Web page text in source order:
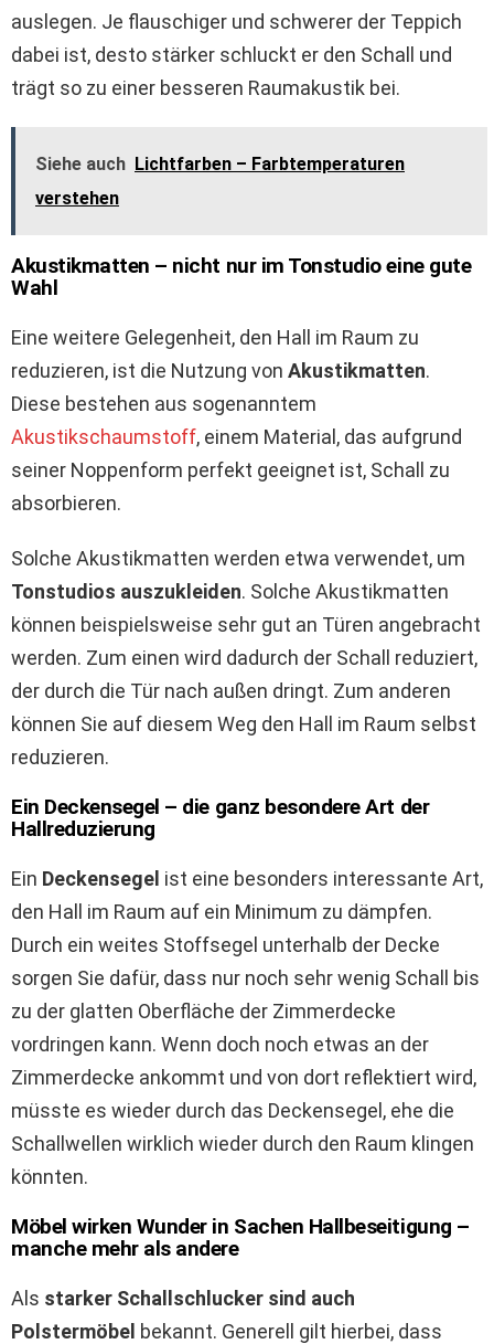
auslegen. Je flauschiger und schwerer der Teppich
dabei ist, desto stärker schluckt er den Schall und
trägt so zu einer besseren Raumakustik bei.
Siehe auch Lichtfarben – Farbtemperaturen
verstehen
Akustikmatten – nicht nur im Tonstudio eine gute
Wahl
Eine weitere Gelegenheit, den Hall im Raum zu
reduzieren, ist die Nutzung von Akustikmatten.
Diese bestehen aus sogenanntem
Akustikschaumstoff, einem Material, das aufgrund
seiner Noppenform perfekt geeignet ist, Schall zu
absorbieren.
Solche Akustikmatten werden etwa verwendet, um
Tonstudios auszukleiden. Solche Akustikmatten
können beispielsweise sehr gut an Türen angebracht
werden. Zum einen wird dadurch der Schall reduziert,
der durch die Tür nach außen dringt. Zum anderen
können Sie auf diesem Weg den Hall im Raum selbst
reduzieren.
Ein Deckensegel – die ganz besondere Art der
Hallreduzierung
Ein Deckensegel ist eine besonders interessante Art,
den Hall im Raum auf ein Minimum zu dämpfen.
Durch ein weites Stoffsegel unterhalb der Decke
sorgen Sie dafür, dass nur noch sehr wenig Schall bis
zu der glatten Oberfläche der Zimmerdecke
vordringen kann. Wenn doch noch etwas an der
Zimmerdecke ankommt und von dort reflektiert wird,
müsste es wieder durch das Deckensegel, ehe die
Schallwellen wirklich wieder durch den Raum klingen
könnten.
Möbel wirken Wunder in Sachen Hallbeseitigung –
manche mehr als andere
Als starker Schallschlucker sind auch
Polstermöbel bekannt. Generell gilt hierbei, dass